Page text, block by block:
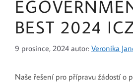
BEST 2024
9 prosince, 2024 autor: Veronika
Naše řešení pro přípravu žádostí o